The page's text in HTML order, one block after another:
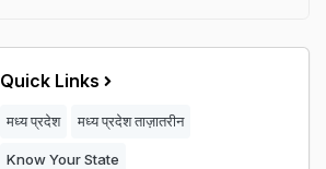
Quick Links
मध्य प्रदेश मध्य प्रदेश ताज़ातरीन
Know Your State